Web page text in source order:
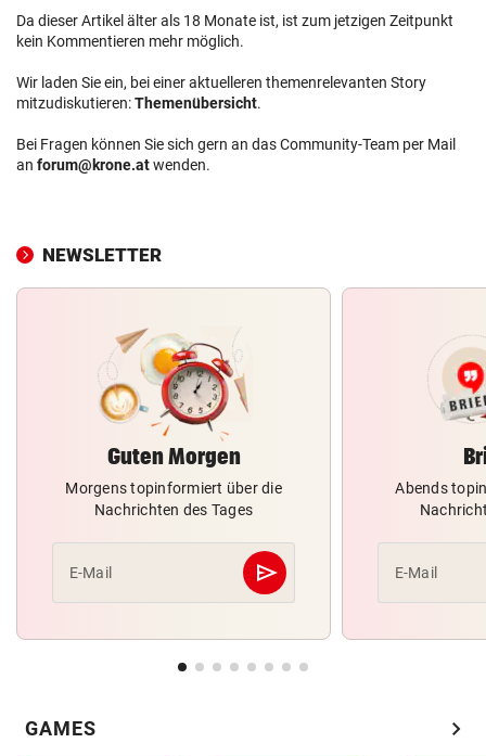
Da dieser Artikel älter als 18 Monate ist, ist zum jetzigen Zeitpunkt
kein Kommentieren mehr möglich.
Wir laden Sie ein, bei einer aktuelleren themenrelevanten Story
mitzudiskutieren:Themenübersicht.
Bei Fragen können Sie sich gern an das Community-Team per Mail
an forum@krone.atwenden.
NEWSLETTER
Guten Morgen
Morgens topinformiert über die
Nachrichten des Tages
E-Mail send
Abschicken
Abends
E-Mail
GAMES chevron_right